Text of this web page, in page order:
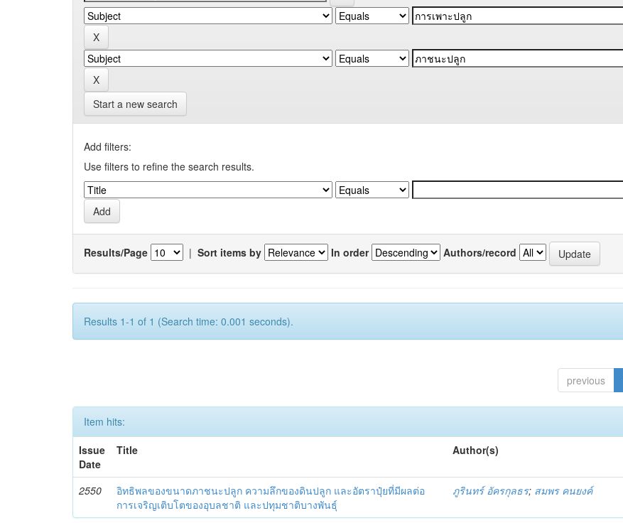
Start a new search
Add filters:
Use filters to refine the search results.
Results/Page | Sort items by In order Authors/record
Results 1-1 of 1 (Search time: 0.001 seconds).
previous
Item hits:
Issue
Date
Title Author(s)
2550
อิทธิพลของขนาดภาชนะปลูก ความลึกของดินปลูก และอัตราปุ๋ยที่มีผลต่อ
การเจริญเติบโตของอุบลชาติ และปทุมชาติบางพันธุ์
ภูรินทร์ อัครกุลธร; สมพร คนยงค์